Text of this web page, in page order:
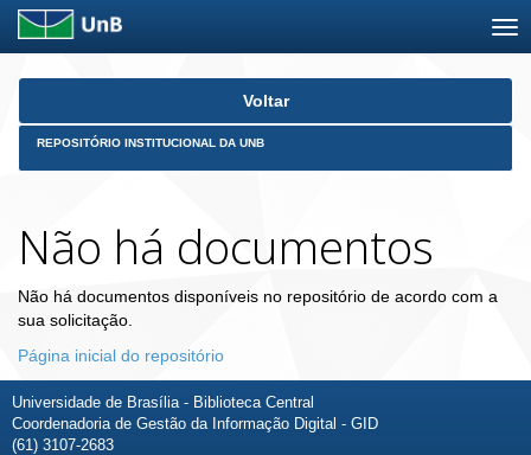
Skip
Voltar
REPOSITÓRIO INSTITUCIONAL DA UNB
Não há documentos
Não há documentos disponíveis no repositório de acordo com a
sua solicitação.
Página inicial do repositório
Universidade de Brasília - Biblioteca Central
Coordenadoria de Gestão da Informação Digital - GID
(61) 3107-2683